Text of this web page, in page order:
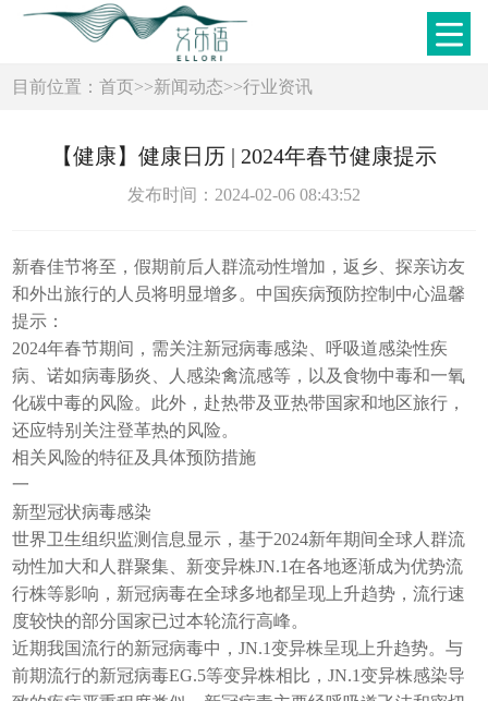
目前位置：首页>>新闻动态>>行业资讯
【健康】健康日历 | 2024年春节健康提示
发布时间：2024-02-06 08:43:52
新春佳节将至，假期前后人群流动性增加，返乡、探亲访友
和外出旅行的人员将明显增多。中国疾病预防控制中心温馨
提示：
2024年春节期间，需关注新冠病毒感染、呼吸道感染性疾
病、诺如病毒肠炎、人感染禽流感等，以及食物中毒和一氧
化碳中毒的风险。此外，赴热带及亚热带国家和地区旅行，
还应特别关注登革热的风险。
相关风险的特征及具体预防措施
一
新型冠状病毒感染
世界卫生组织监测信息显示，基于2024新年期间全球人群流
动性加大和人群聚集、新变异株JN.1在各地逐渐成为优势流
行株等影响，新冠病毒在全球多地都呈现上升趋势，流行速
度较快的部分国家已过本轮流行高峰。
近期我国流行的新冠病毒中，JN.1变异株呈现上升趋势。与
前期流行的新冠病毒EG.5等变异株相比，JN.1变异株感染导